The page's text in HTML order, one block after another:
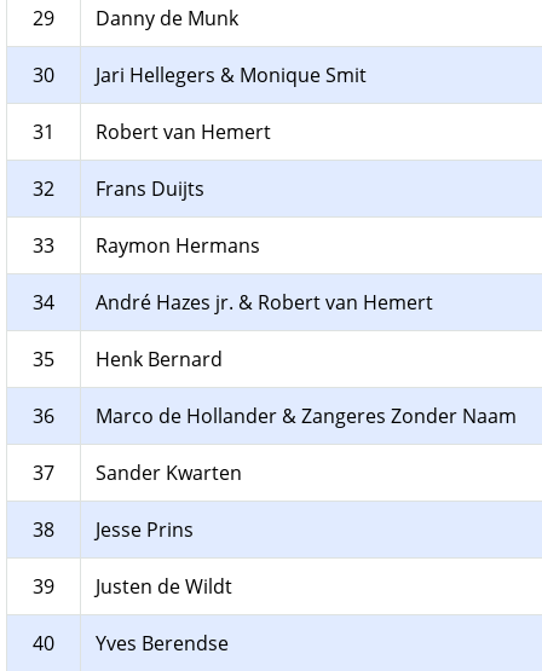
29 Danny de Munk
30 Jari Hellegers & Monique Smit
31 Robert van Hemert
32 Frans Duijts
33 Raymon Hermans
34 André Hazes jr. & Robert van Hemert
35 Henk Bernard
36 Marco de Hollander & Zangeres Zonder Naam
37 Sander Kwarten
38 Jesse Prins
39 Justen de Wildt
40 Yves Berendse